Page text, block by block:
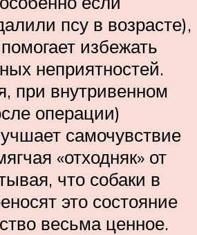
псу в возрасте),
избежать
неприятностей.
при внутривенном
операции)
самочувствие
«отходняк» от
что собаки в
это состояние
весьма ценное.